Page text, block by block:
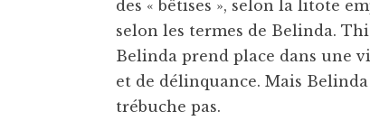
des « bêtises », selon la litote
selon les termes de Belinda.
Belinda prend place dans une
et de délinquance. Mais
trébuche pas.